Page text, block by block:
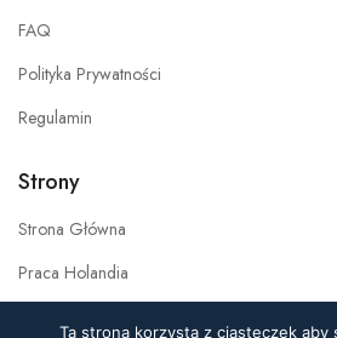
FAQ
Polityka Prywatności
Regulamin
Strony
Strona Główna
Praca Holandia
Ta strona korzysta z ciasteczek aby